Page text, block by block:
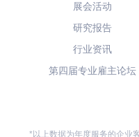
展会活动
研究报告
行业资讯
第四届专业雇主论坛
*以上数据为年度服务的企业